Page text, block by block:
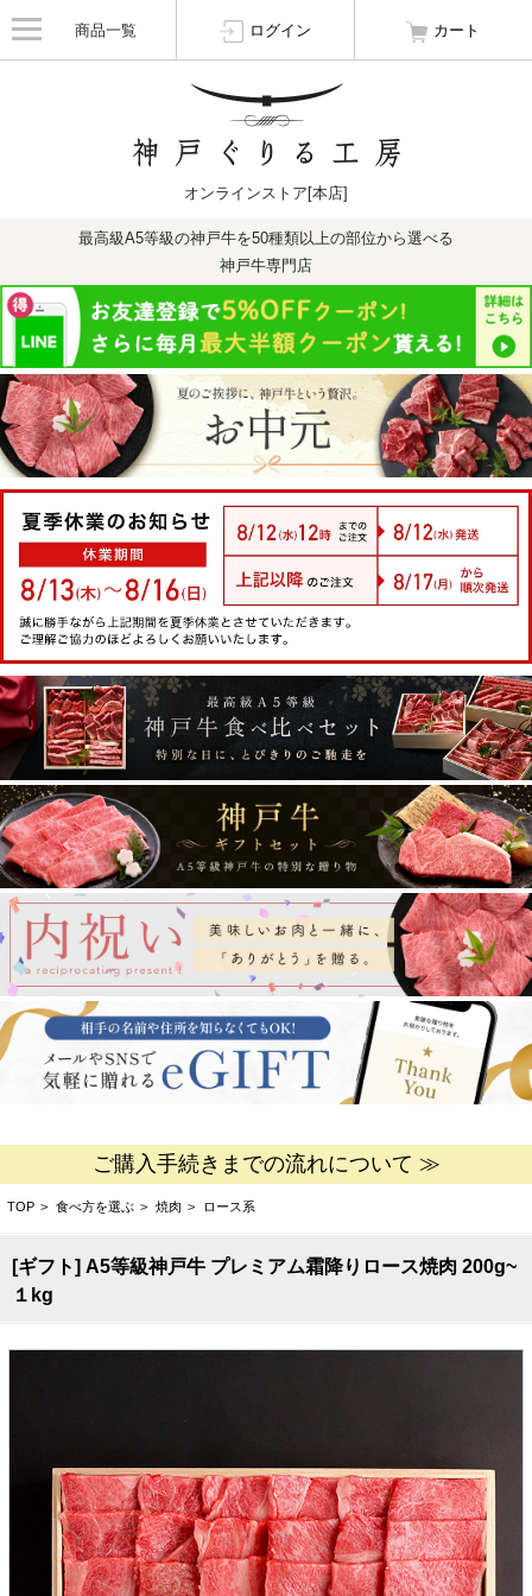
商品一覧 ログイン カート
オンラインストア[本店]
最高級A5等級の神戸牛を50種類以上の部位から選べる
神戸牛専門店
ご購入手続きまでの流れについて ≫
TOP > 食べ方を選ぶ > 焼肉 > ロース系
[ギフト] A5等級神戸牛 プレミアム霜降りロース焼肉 200g~
１kg